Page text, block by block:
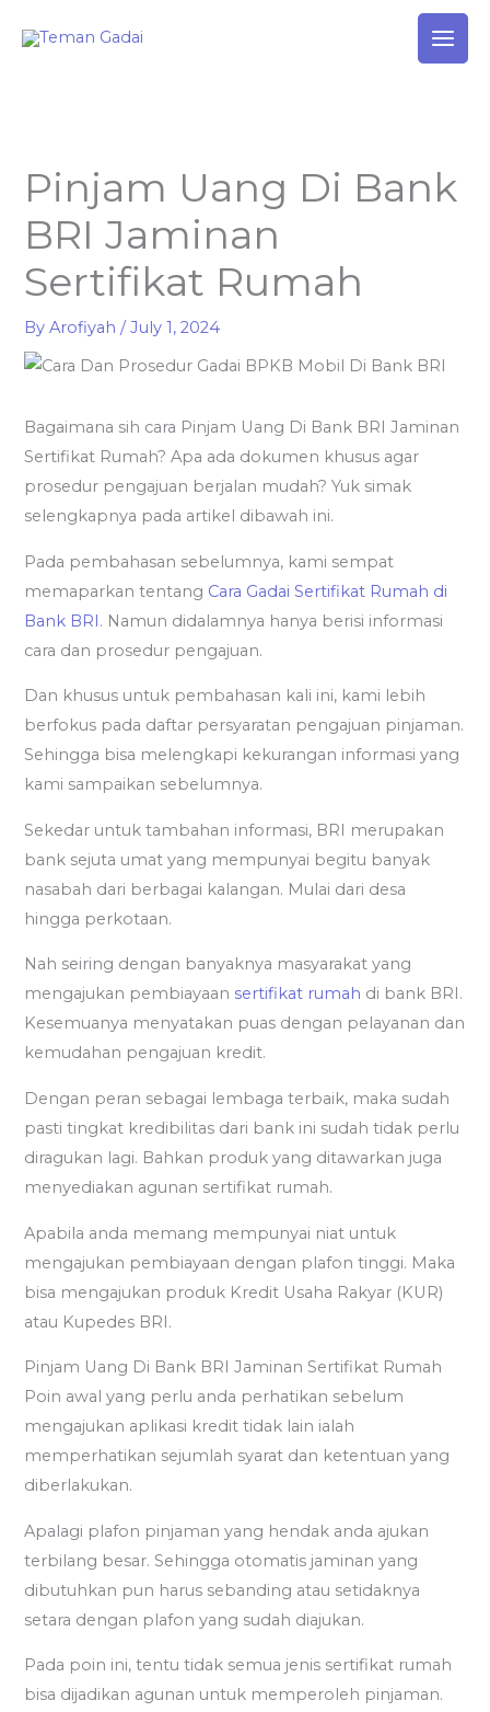
Pinjam Uang Di Bank
BRI Jaminan
Sertifikat Rumah
ByArofiyah/July 1, 2024
Bagaimana sih cara Pinjam Uang Di Bank BRI Jaminan
Sertifikat Rumah? Apa ada dokumen khusus agar
prosedur pengajuan berjalan mudah? Yuk simak
selengkapnya pada artikel dibawah ini.
Pada pembahasan sebelumnya, kami sempat
memaparkan tentang Cara Gadai Sertifikat Rumah di
Bank BRI. Namun didalamnya hanya berisi informasi
cara dan prosedur pengajuan.
Dan khusus untuk pembahasan kali ini, kami lebih
berfokus pada daftar persyaratan pengajuan pinjaman.
Sehingga bisa melengkapi kekurangan informasi yang
kami sampaikan sebelumnya.
Sekedar untuk tambahan informasi, BRI merupakan
bank sejuta umat yang mempunyai begitu banyak
nasabah dari berbagai kalangan. Mulai dari desa
hingga perkotaan.
Nah seiring dengan banyaknya masyarakat yang
mengajukan pembiayaan sertifikat rumah di bank BRI.
Kesemuanya menyatakan puas dengan pelayanan dan
kemudahan pengajuan kredit.
Dengan peran sebagai lembaga terbaik, maka sudah
pasti tingkat kredibilitas dari bank ini sudah tidak perlu
diragukan lagi. Bahkan produk yang ditawarkan juga
menyediakan agunan sertifikat rumah.
Apabila anda memang mempunyai niat untuk
mengajukan pembiayaan dengan plafon tinggi. Maka
bisa mengajukan produk Kredit Usaha Rakyar (KUR)
atau Kupedes BRI.
Pinjam Uang Di Bank BRI Jaminan Sertifikat Rumah
Poin awal yang perlu anda perhatikan sebelum
mengajukan aplikasi kredit tidak lain ialah
memperhatikan sejumlah syarat dan ketentuan yang
diberlakukan.
Apalagi plafon pinjaman yang hendak anda ajukan
terbilang besar. Sehingga otomatis jaminan yang
dibutuhkan pun harus sebanding atau setidaknya
setara dengan plafon yang sudah diajukan.
Pada poin ini, tentu tidak semua jenis sertifikat rumah
bisa dijadikan agunan untuk memperoleh pinjaman.